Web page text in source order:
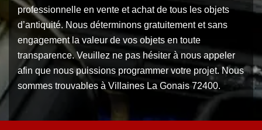
professionnelle en vente et achat de tous les objets
d’antiquité. Nous déterminons gratuitement et sans
engagement la valeur de vos objets en toute
transparence. Veuillez ne pas hésiter à nous appeler
afin que nous puissions programmer votre projet. Nous
sommes trouvables à Villaines La Gonais 72400.